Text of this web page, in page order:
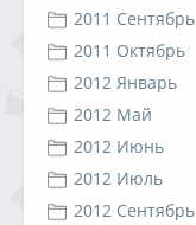
2011 Сентябрь
2011 Октябрь
2012 Январь
2012 Май
2012 Июнь
2012 Июль
2012 Сентябрь